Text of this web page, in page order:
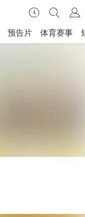
预告片 体育赛事